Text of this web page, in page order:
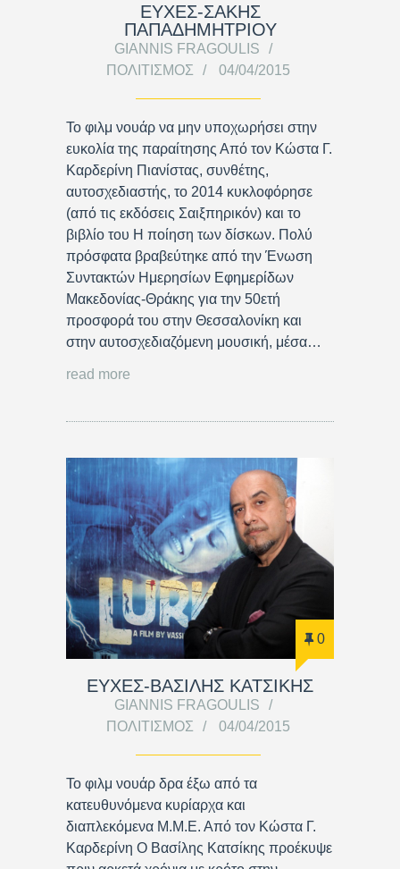
ΕΥΧΕΣ-ΣΑΚΗΣ
ΠΑΠΑΔΗΜΗΤΡΙΟΥ
GIANNIS FRAGOULIS
ΠΟΛΙΤΙΣΜΌΣ
04/04/2015
Το φιλμ νουάρ να μην υποχωρήσει στην
ευκολία της παραίτησης Από τον Κώστα Γ.
Καρδερίνη Πιανίστας, συνθέτης,
αυτοσχεδιαστής, το 2014 κυκλοφόρησε
(από τις εκδόσεις Σαιξπηρικόν) και το
βιβλίο του Η ποίηση των δίσκων. Πολύ
πρόσφατα βραβεύτηκε από την Ένωση
Συντακτών Ημερησίων Εφημερίδων
Μακεδονίας-Θράκης για την 50ετή
προσφορά του στην Θεσσαλονίκη και
στην αυτοσχεδιαζόμενη μουσική, μέσα…
read more
0
ΕΥΧΕΣ-ΒΑΣΙΛΗΣ ΚΑΤΣΙΚΗΣ
GIANNIS FRAGOULIS
ΠΟΛΙΤΙΣΜΌΣ
04/04/2015
Το φιλμ νουάρ δρα έξω από τα
κατευθυνόμενα κυρίαρχα και
διαπλεκόμενα Μ.Μ.Ε. Από τον Κώστα Γ.
Καρδερίνη Ο Βασίλης Κατσίκης προέκυψε